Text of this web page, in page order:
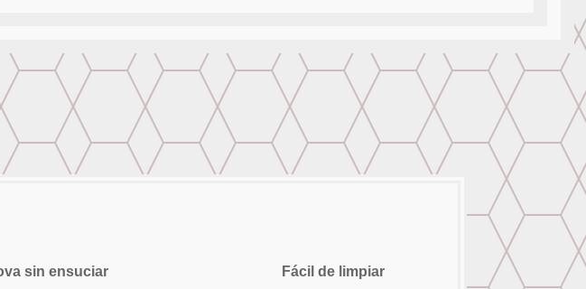
sin ensuciar Fácil de limpiar